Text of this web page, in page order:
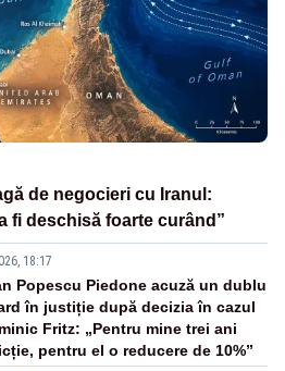
de negocieri cu Iranul:
fi deschisă foarte curând”
18:17
Popescu Piedone acuză un dublu
în justiție după decizia în cazul
Fritz: „Pentru mine trei ani
pentru el o reducere de 10%”